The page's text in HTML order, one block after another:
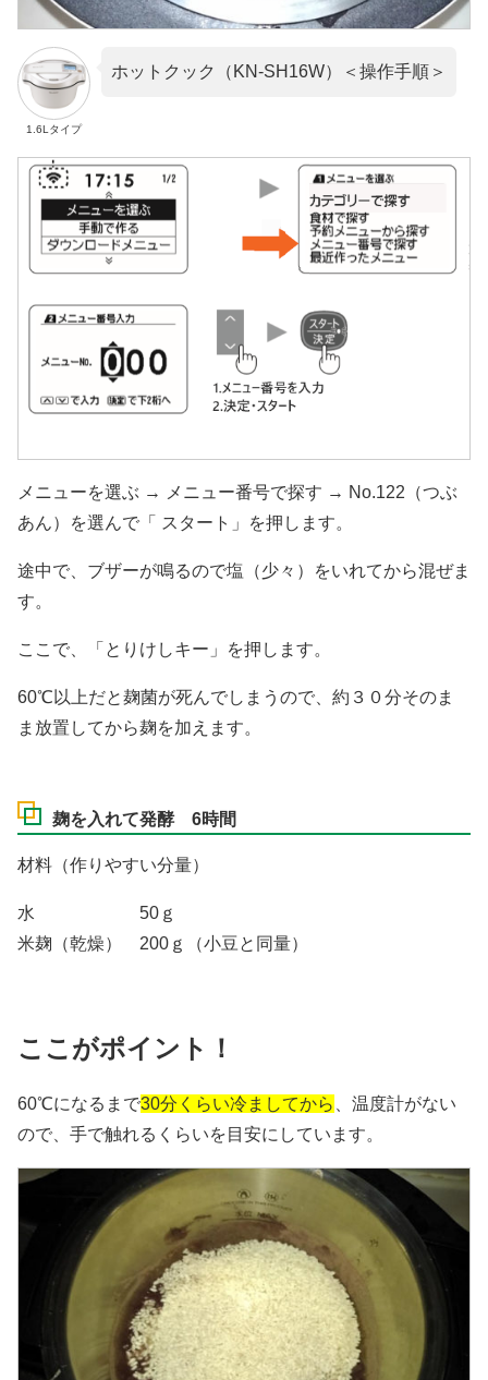
1.6Lタイプ
ホットクック（KN-SH16W）＜操作手順＞
メニューを選ぶ → メニュー番号で探す → No.122（つぶ
あん）を選んで「 スタート」を押します。
途中で、ブザーが鳴るので塩（少々）をいれてから混ぜま
す。
ここで、「とりけしキー」を押します。
60℃以上だと麹菌が死んでしまうので、約３０分そのま
ま放置してから麹を加えます。
麹を入れて発酵 6時間
材料（作りやすい分量）
水 50ｇ
米麹（乾燥） 200ｇ（小豆と同量）
ここがポイント！
60℃になるまで30分くらい冷ましてから 、温度計がない
ので、手で触れるくらいを目安にしています。